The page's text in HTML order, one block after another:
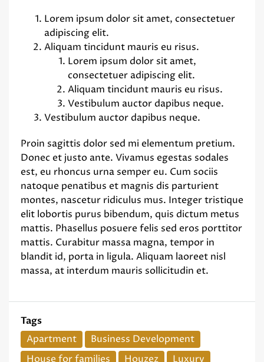
Lorem ipsum dolor sit amet, consectetuer
adipiscing elit.
Aliquam tincidunt mauris eu risus.
Lorem ipsum dolor sit amet,
consectetuer adipiscing elit.
Aliquam tincidunt mauris eu risus.
Vestibulum auctor dapibus neque.
Vestibulum auctor dapibus neque.
Proin sagittis dolor sed mi elementum pretium.
Donec et justo ante. Vivamus egestas sodales
est, eu rhoncus urna semper eu. Cum sociis
natoque penatibus et magnis dis parturient
montes, nascetur ridiculus mus. Integer tristique
elit lobortis purus bibendum, quis dictum metus
mattis. Phasellus posuere felis sed eros porttitor
mattis. Curabitur massa magna, tempor in
blandit id, porta in ligula. Aliquam laoreet nisl
massa, at interdum mauris sollicitudin et.
Tags
Apartment
Business Development
House for families
Houzez
Luxury